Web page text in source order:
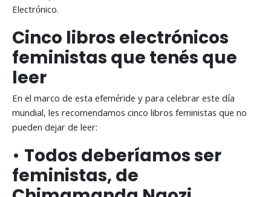
Electrónico.
Cinco libros electrónicos
feministas que tenés que
leer
En el marco de esta efeméride y para celebrar este día
mundial, les recomendamos cinco libros feministas que no
pueden dejar de leer:
• Todos deberíamos ser
feministas, de